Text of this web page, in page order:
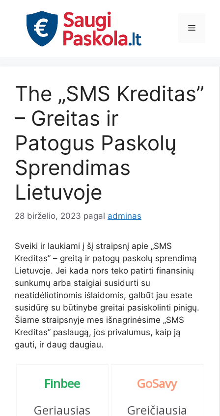
Meniu
The „SMS Kreditas”
– Greitas ir
Patogus Paskolų
Sprendimas
Lietuvoje
28 birželio, 2023 pagal adminas
Sveiki ir laukiami į šį straipsnį apie „SMS
Kreditas” – greitą ir patogų paskolų sprendimą
Lietuvoje. Jei kada nors teko patirti finansinių
sunkumų arba staigiai susidurti su
neatidėliotinomis išlaidomis, galbūt jau esate
susidūrę su būtinybe greitai pasiskolinti pinigų.
Šiame straipsnyje mes išnagrinėsime „SMS
Kreditas” paslaugą, jos privalumus, kaip ją
gauti, ir daug daugiau.
Finbee
Geriausias
GoSavy
Greičiausia